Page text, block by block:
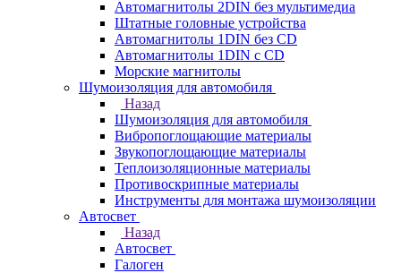
Автомагнитолы 2DIN без мультимедиа
Штатные головные устройства
Автомагнитолы 1DIN без CD
Автомагнитолы 1DIN с CD
Морские магнитолы
Шумоизоляция для автомобиля
Назад
Шумоизоляция для автомобиля
Вибропоглощающие материалы
Звукопоглощающие материалы
Теплоизоляционные материалы
Противоскрипные материалы
Инструменты для монтажа шумоизоляции
Автосвет
Назад
Автосвет
Галоген